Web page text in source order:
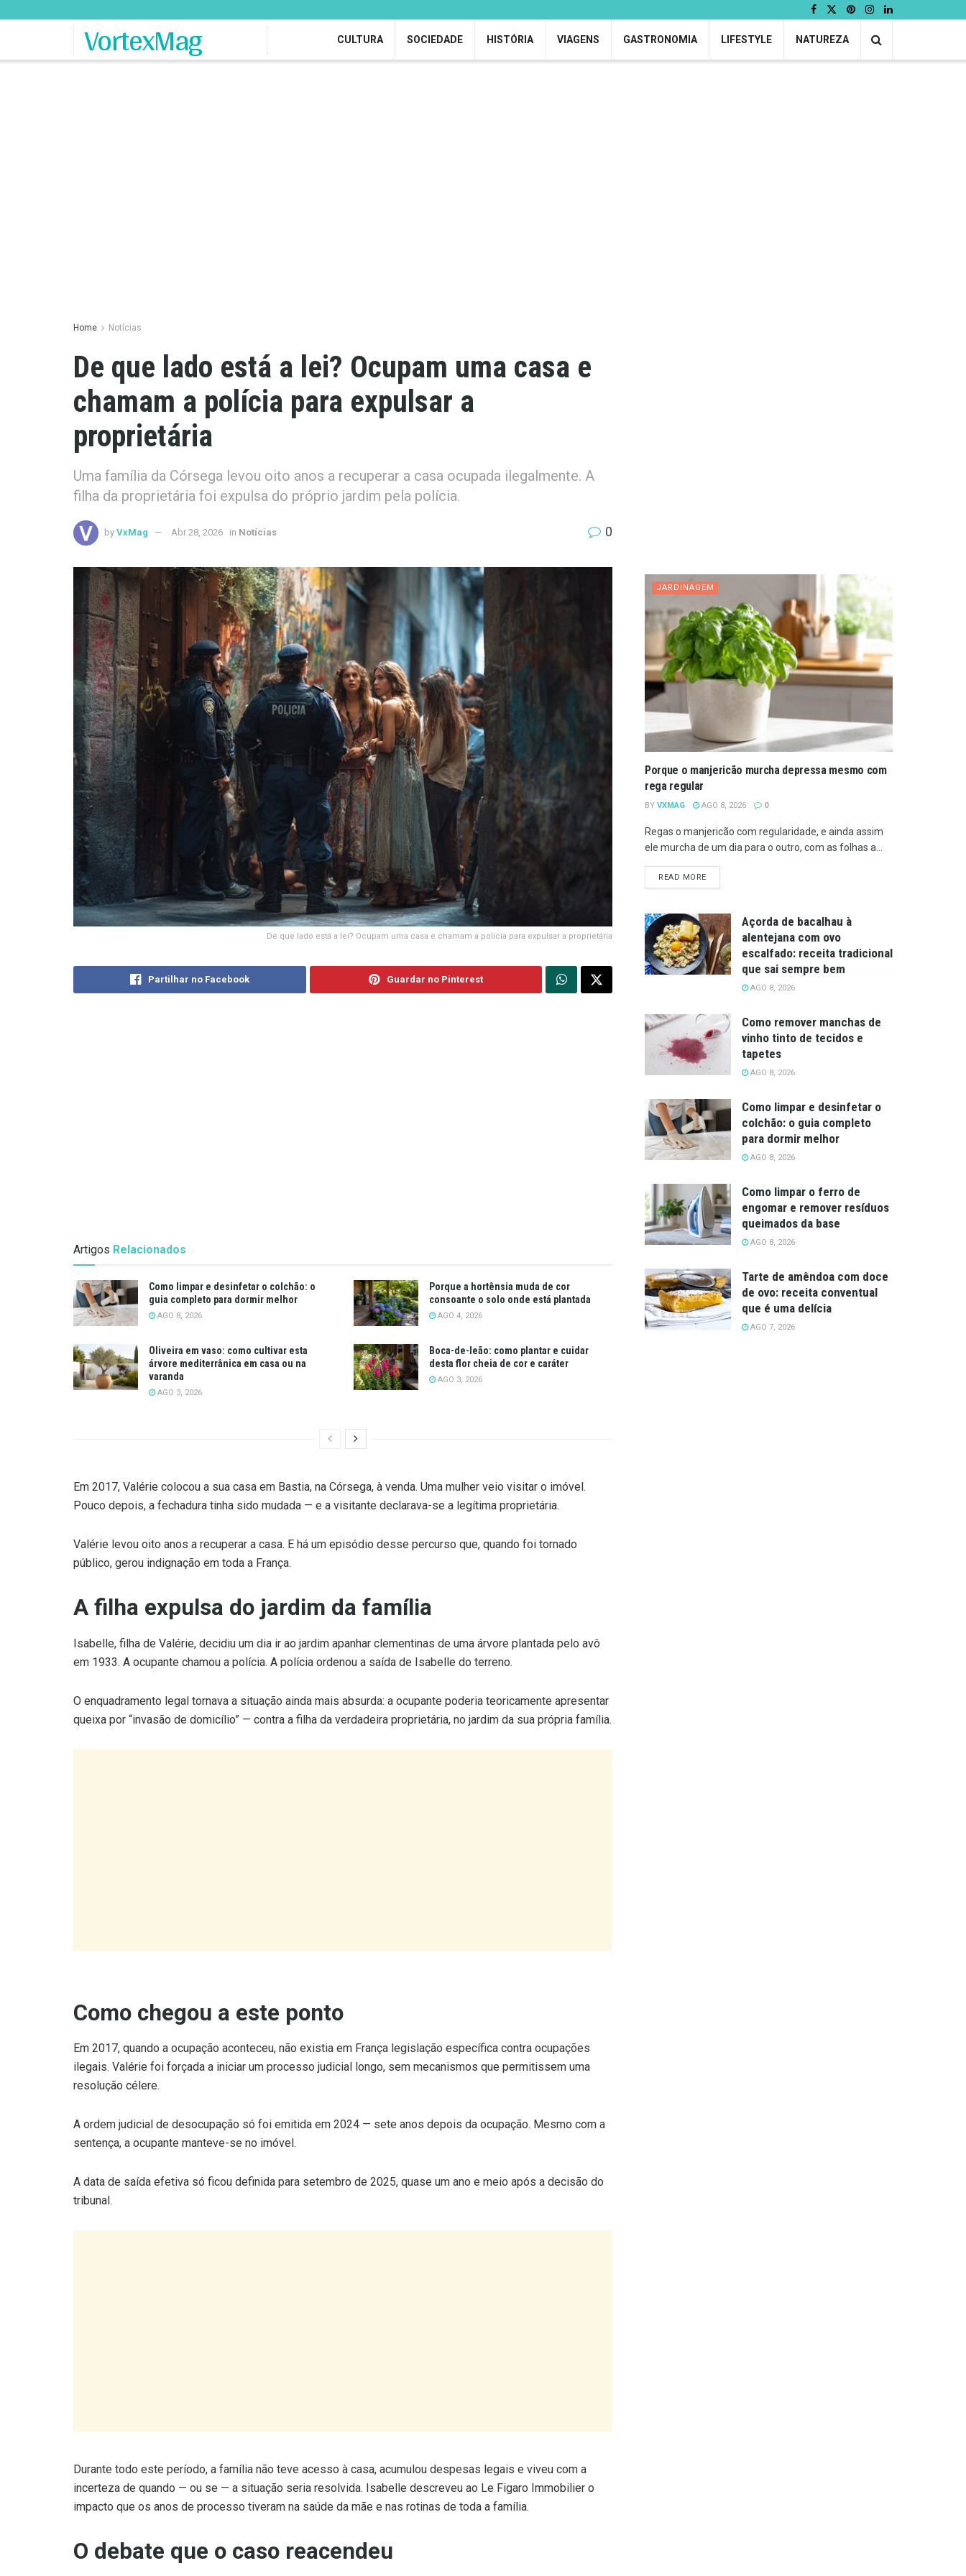
VortexMag CULTURA SOCIEDADE HISTÓRIA VIAGENS GASTRONOMIA LIFESTYLE NATUREZA
Home Notícias
De que lado está a lei? Ocupam uma casa e
chamam a polícia para expulsar a
proprietária
Uma família da Córsega levou oito anos a recuperar a casa ocupada ilegalmente. A
filha da proprietária foi expulsa do próprio jardim pela polícia.
by VxMag Abr 28, 2026 in Notícias 0
De que lado está a lei? Ocupam uma casa e chamam a polícia para expulsar a proprietária
Partilhar no Facebook Guardar no Pinterest
Artigos Relacionados
Como limpar e desinfetar o colchão: o
guia completo para dormir melhor
AGO 8, 2026
Porque a hortênsia muda de cor
consoante o solo onde está plantada
AGO 4, 2026
Oliveira em vaso: como cultivar esta
árvore mediterrânica em casa ou na
varanda
AGO 3, 2026
Boca-de-leão: como plantar e cuidar
desta flor cheia de cor e caráter
AGO 3, 2026
Em 2017, Valérie colocou a sua casa em Bastia, na Córsega, à venda. Uma mulher veio visitar o imóvel.
Pouco depois, a fechadura tinha sido mudada — e a visitante declarava-se a legítima proprietária.
Valérie levou oito anos a recuperar a casa. E há um episódio desse percurso que, quando foi tornado
público, gerou indignação em toda a França.
A filha expulsa do jardim da família
Isabelle, filha de Valérie, decidiu um dia ir ao jardim apanhar clementinas de uma árvore plantada pelo avô
em 1933. A ocupante chamou a polícia. A polícia ordenou a saída de Isabelle do terreno.
O enquadramento legal tornava a situação ainda mais absurda: a ocupante poderia teoricamente apresentar
queixa por “invasão de domicílio” — contra a filha da verdadeira proprietária, no jardim da sua própria família.
Em 2017, quando a ocupação aconteceu, não existia em França legislação específica contra ocupações
resolução célere.
A ordem judicial de desocupação só foi emitida em 2024 — sete anos depois da ocupação. Mesmo com a
A data de saída efetiva só ficou definida para setembro de 2025, quase um ano e meio após a decisão do
incerteza de quando — ou se — a situação seria resolvida. Isabelle descreveu ao Le Figaro Immobilier o
O debate que o caso reacendeu
que outros países europeus também conhecem: a dificuldade em expulsar ocupantes ilegais de forma
rápida, o desequilíbrio entre os direitos dos ocupantes e os dos proprietários, e a lentidão dos tribunais na
JARDINAGEM
Porque o manjericão murcha depressa mesmo com
rega regular
BY VXMAG AGO 8, 2026 0
Regas o manjericão com regularidade, e ainda assim
ele murcha de um dia para o outro, com as folhas a...
READ MOREDETAILS
Açorda de bacalhau à
alentejana com ovo
escalfado: receita tradicional
que sai sempre bem
AGO 8, 2026
Como remover manchas de
vinho tinto de tecidos e
tapetes
AGO 8, 2026
Como limpar e desinfetar o
colchão: o guia completo
para dormir melhor
AGO 8, 2026
Como limpar o ferro de
engomar e remover resíduos
queimados da base
AGO 8, 2026
Tarte de amêndoa com doce
de ovo: receita conventual
que é uma delícia
AGO 7, 2026